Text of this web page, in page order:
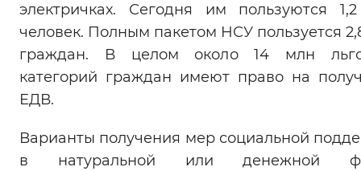
Вернуть стандартные настройки
электричках. Сегодня им пользуются
человек. Полным пакетом НСУ пользуется
граждан. В целом около 14 млн
категорий граждан имеют право на
ЕДВ.
Варианты получения мер социальной
в натуральной или денежной